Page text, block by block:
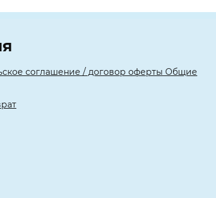
соглашение / договор оферты Общие